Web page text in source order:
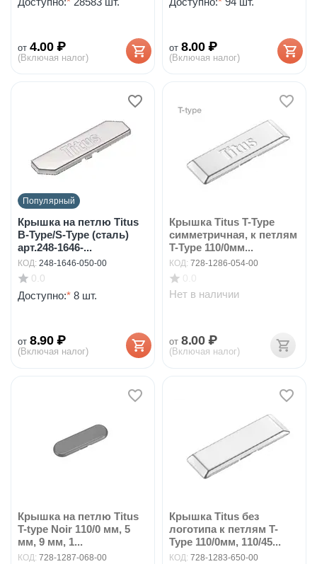
от 4.00 ₽
(Включая налог)
от 8.00 ₽
(Включая налог)
Популярный
Крышка на петлю Titus
B-Type/S-Type (сталь)
арт.248-1646-...
КОД: 248-1646-050-00
0.0
Доступно:* 8 шт.
от 8.90 ₽
(Включая налог)
Крышка Titus T-Type
симметричная, к петлям
T-Type 110/0мм...
КОД: 728-1286-054-00
Нет в наличии
от 8.00 ₽
(Включая налог)
Крышка на петлю Titus
T-type Noir 110/0 мм, 5
мм, 9 мм, 1...
КОД: 728-1287-068-00
Крышка Titus без
логотипа к петлям T-
Type 110/0мм, 110/45...
КОД: 728-1283-650-00